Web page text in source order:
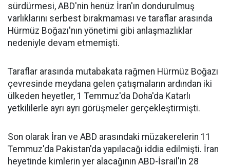
sürdürmesi, ABD'nin henüz İran'ın dondurulmuş
varlıklarını serbest bırakmaması ve taraflar arasında
Hürmüz Boğazı'nın yönetimi gibi anlaşmazlıklar
nedeniyle devam etmemişti.
Taraflar arasında mutabakata rağmen Hürmüz Boğazı
çevresinde meydana gelen çatışmaların ardından iki
ülkeden heyetler, 1 Temmuz'da Doha'da Katarlı
yetkililerle ayrı ayrı görüşmeler gerçekleştirmişti.
Son olarak İran ve ABD arasındaki müzakerelerin 11
Temmuz'da Pakistan'da yapılacağı iddia edilmişti. İran
heyetinde kimlerin yer alacağının ABD-İsrail'in 28